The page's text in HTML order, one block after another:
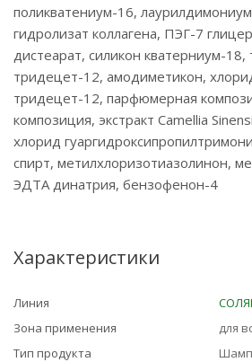
поликватениум-16,
гидролизат коллагена, ПЭГ-7
дистеарат, силикон кватерниум-
тридецет-12, амодиметикон,
тридецет-12, парфюмерная
композиция, экстракт Camellia
хлорид
спирт, метилхлоризотиазолинон,
ЭДТА динатрия, бензофенон-4
Характеристики
Линия
Зона применения
для
Тип продукта